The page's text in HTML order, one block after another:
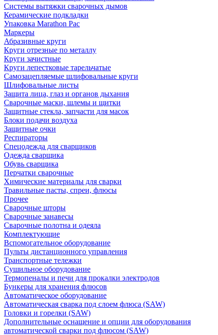
Системы вытяжки сварочных дымов
Керамические подкладки
Упаковка Marathon Pac
Маркеры
Абразивные круги
Круги отрезные по металлу
Круги зачистные
Круги лепестковые тарельчатые
Самозацепляемые шлифовальные круги
Шлифовальные листы
Защита лица, глаз и органов дыхания
Сварочные маски, шлемы и щитки
Защитные стекла, запчасти для масок
Блоки подачи воздуха
Защитные очки
Респираторы
Спецодежда для сварщиков
Одежда сварщика
Обувь сварщика
Перчатки сварочные
Химические материалы для сварки
Травильные пасты, спреи, флюсы
Прочее
Сварочные шторы
Сварочные занавесы
Сварочные полотна и одеяла
Комплектующие
Вспомогательное оборудование
Пульты дистанционного управления
Транспортные тележки
Сушильное оборудование
Термопеналы и печи для прокалки электродов
Бункеры для хранения флюсов
Автоматическое оборудование
Автоматическая сварка под слоем флюса (SAW)
Головки и горелки (SAW)
Дополнительные оснащение и опции для оборудования
автоматической сварки под флюсом (SAW)